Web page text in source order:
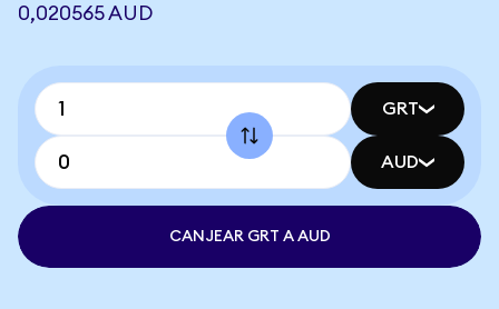
0,020565 AUD
GRT
AUD
CANJEAR GRT A AUD